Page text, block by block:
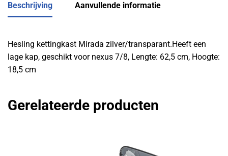
Beschrijving Aanvullende informatie
Hesling kettingkast Mirada zilver/transparant.Heeft een
lage kap, geschikt voor nexus 7/8, Lengte: 62,5 cm, Hoogte:
18,5 cm
Gerelateerde producten